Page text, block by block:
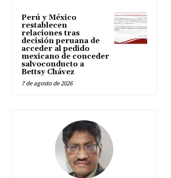
Perú y México
restablecen
relaciones tras
decisión peruana de
acceder al pedido
mexicano de conceder
salvoconducto a
Bettsy Chávez
7 de agosto de 2026